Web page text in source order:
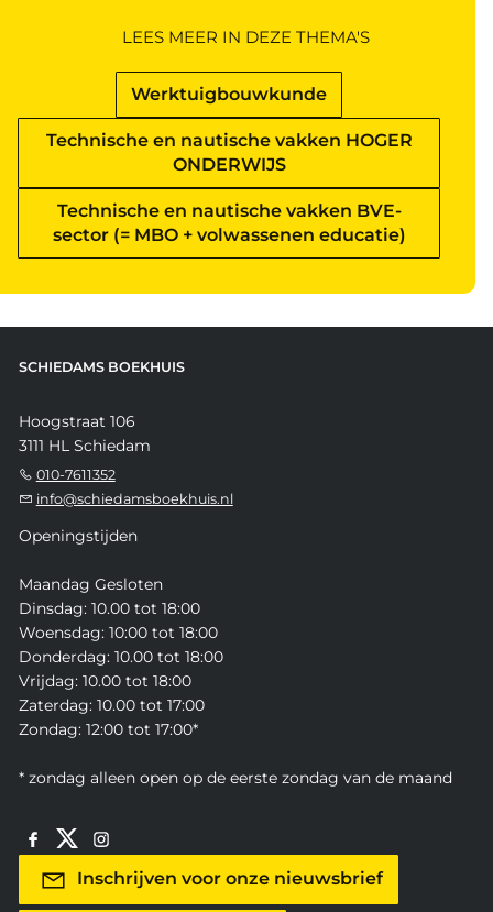
Werktuigbouwkunde
Technische en nautische vakken HOGER
ONDERWIJS
Technische en nautische vakken BVE-
sector (= MBO + volwassenen educatie)
LEES MEER IN DEZE THEMA'S
SCHIEDAMS BOEKHUIS
Hoogstraat 106
3111 HL Schiedam
010-7611352
info@schiedamsboekhuis.nl
Openingstijden
Maandag Gesloten
Dinsdag: 10.00 tot 18:00
Woensdag: 10:00 tot 18:00
Donderdag: 10.00 tot 18:00
Vrijdag: 10.00 tot 18:00
Zaterdag: 10.00 tot 17:00
Zondag: 12:00 tot 17:00*
* zondag alleen open op de eerste zondag van de maand
Inschrijven voor onze nieuwsbrief